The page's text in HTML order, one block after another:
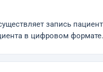
запись
в цифровом формате.